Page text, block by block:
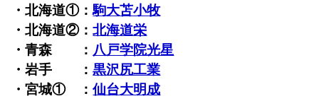
・北海道①：駒大苫小牧
・北海道②：北海道栄
・青森 ： 八戸学院光星
・岩手 ：黒沢尻工業
・宮城① ：仙台大明成